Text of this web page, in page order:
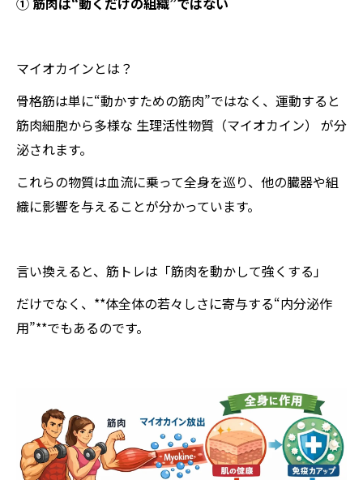
マイオカインとは？
骨格筋は単に“動かすための筋肉”ではなく、運動すると
筋肉細胞から多様な 生理活性物質（マイオカイン） が分
泌されます。
これらの物質は血流に乗って全身を巡り、他の臓器や組
織に影響を与えることが分かっています。
言い換えると、筋トレは「筋肉を動かして強くする」
だけでなく、**体全体の若々しさに寄与する“内分泌作
用”**でもあるのです。